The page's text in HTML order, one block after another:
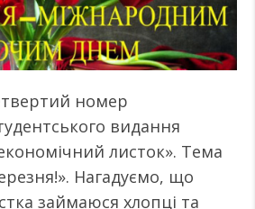
номер
видання
листок». Тема
Нагадуємо, що
займаюся хлопці та